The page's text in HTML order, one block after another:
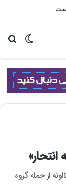
تغییر
از جمله گروه